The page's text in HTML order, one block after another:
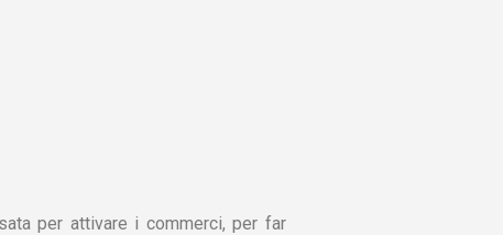
per attivare i commerci, per far